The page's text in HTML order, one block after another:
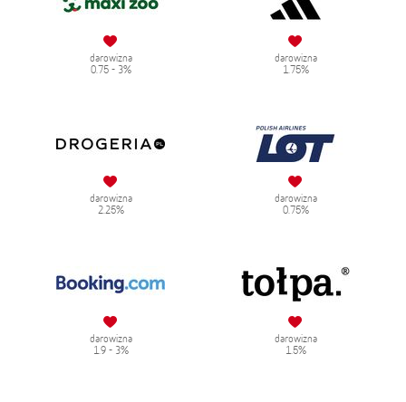
darowizna
0.75 - 3%
darowizna
1.75%
darowizna
2.25%
darowizna
0.75%
darowizna
1.9 - 3%
darowizna
1.5%